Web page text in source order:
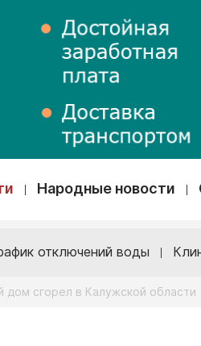
Народные новости
отключений воды
дом сгорел в Калужской области